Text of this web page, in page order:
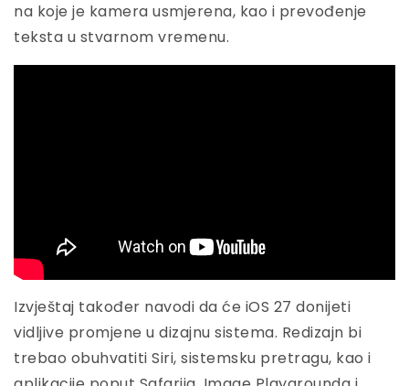
na koje je kamera usmjerena, kao i prevođenje
teksta u stvarnom vremenu.
Izvještaj također navodi da će iOS 27 donijeti
vidljive promjene u dizajnu sistema. Redizajn bi
trebao obuhvatiti Siri, sistemsku pretragu, kao i